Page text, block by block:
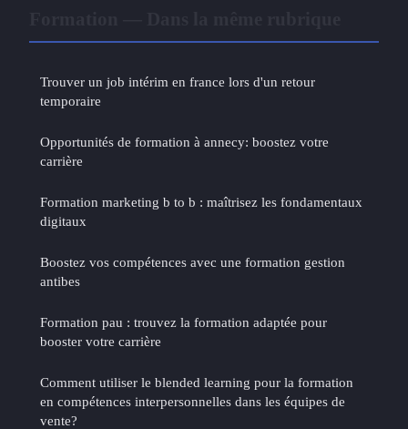
Trouver un job intérim en france lors d'un retour
temporaire
Opportunités de formation à annecy: boostez votre
carrière
Formation marketing b to b : maîtrisez les fondamentaux
digitaux
Boostez vos compétences avec une formation gestion
antibes
Formation pau : trouvez la formation adaptée pour
booster votre carrière
Comment utiliser le blended learning pour la formation
en compétences interpersonnelles dans les équipes de
vente?